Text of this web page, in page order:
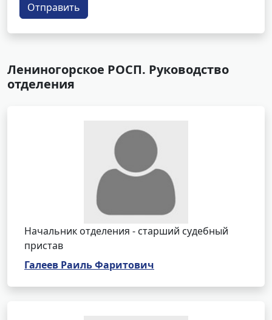
Отправить
Лениногорское РОСП. Руководство
отделения
Начальник отделения - старший судебный
пристав
Галеев Раиль Фаритович